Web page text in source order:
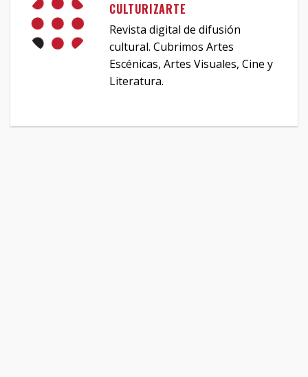
CULTURIZARTE
Revista digital de difusión
cultural. Cubrimos Artes
Escénicas, Artes Visuales, Cine y
Literatura.